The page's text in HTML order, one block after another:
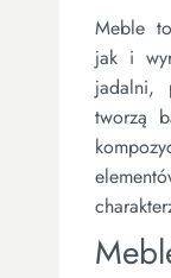
Meble
jak i
jadalni,
tworzą